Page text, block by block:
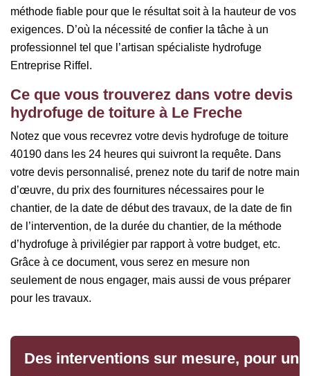
méthode fiable pour que le résultat soit à la hauteur de vos
exigences. D’où la nécessité de confier la tâche à un
professionnel tel que l’artisan spécialiste hydrofuge
Entreprise Riffel.
Ce que vous trouverez dans votre devis
hydrofuge de toiture à Le Freche
Notez que vous recevrez votre devis hydrofuge de toiture
40190 dans les 24 heures qui suivront la requête. Dans
votre devis personnalisé, prenez note du tarif de notre main
d’œuvre, du prix des fournitures nécessaires pour le
chantier, de la date de début des travaux, de la date de fin
de l’intervention, de la durée du chantier, de la méthode
d’hydrofuge à privilégier par rapport à votre budget, etc.
Grâce à ce document, vous serez en mesure non
seulement de nous engager, mais aussi de vous préparer
pour les travaux.
Des interventions sur mesure, pour un